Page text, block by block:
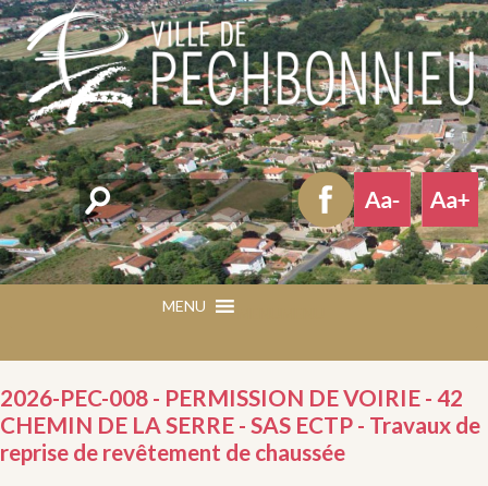
Rechercher
2026-PEC-008 - PERMISSION DE VOIRIE - 42
CHEMIN DE LA SERRE - SAS ECTP - Travaux de
reprise de revêtement de chaussée